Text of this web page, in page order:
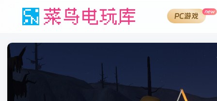
PC游戏 new